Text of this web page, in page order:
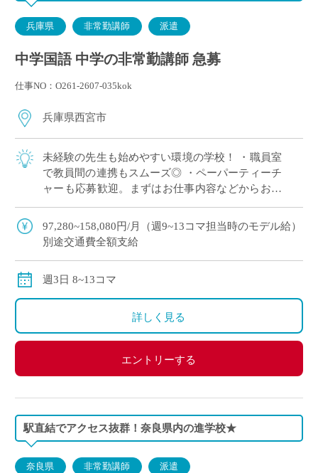
兵庫県 非常勤講師 派遣
中学国語 中学の非常勤講師 急募
仕事NO：O261-2607-035kok
兵庫県西宮市
未経験の先生も始めやすい環境の学校！ ・職員室
で教員間の連携もスムーズ◎ ・ペーパーティーチ
ャーも応募歓迎。まずはお仕事内容などからお伝
な校風 ・小・中・高と一貫した温かいコ […]
97,280~158,080円/月（週9~13コマ担当時のモデル給）
別途交通費全額支給
週3日 8~13コマ
詳しく見る
エントリーする
駅直結でアクセス抜群！奈良県内の進学校★
奈良県 非常勤講師 派遣